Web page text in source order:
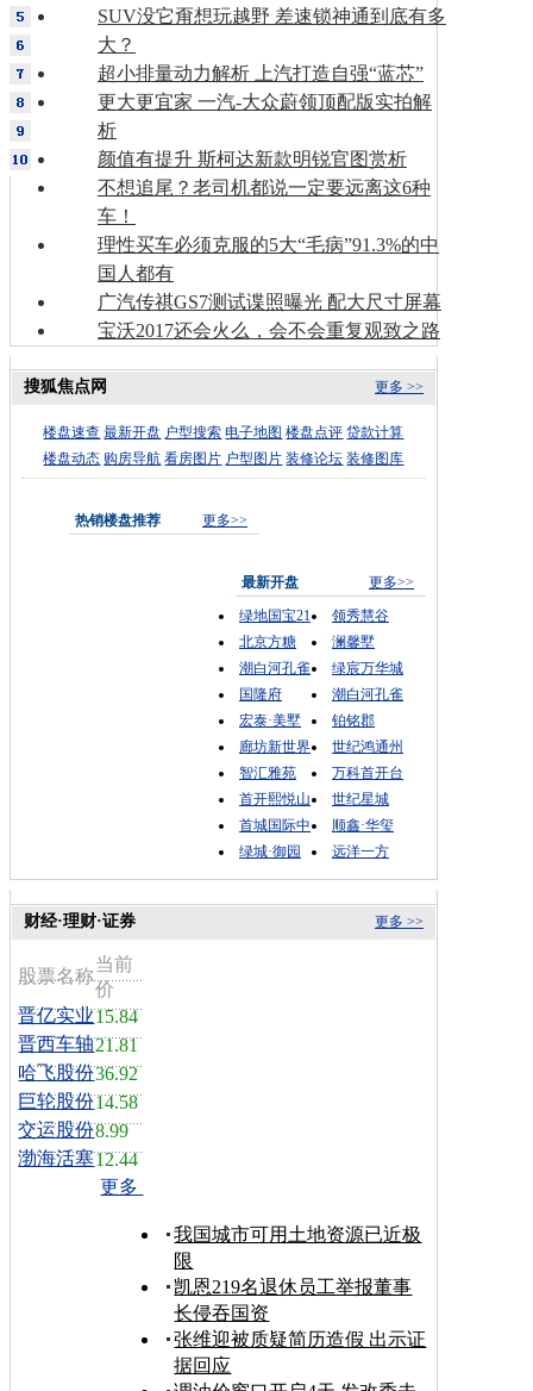
SUV没它甭想玩越野 差速锁神通到底有多
大？
超小排量动力解析 上汽打造自强“蓝芯”
更大更宜家 一汽-大众蔚领顶配版实拍解
析
颜值有提升 斯柯达新款明锐官图赏析
不想追尾？老司机都说一定要远离这6种
车！
理性买车必须克服的5大“毛病”91.3%的中
国人都有
广汽传祺GS7测试谍照曝光 配大尺寸屏幕
宝沃2017还会火么，会不会重复观致之路
更多 >>
搜狐焦点网
楼盘速查 最新开盘 户型搜索 电子地图 楼盘点评 贷款计算
楼盘动态 购房导航 看房图片 户型图片 装修论坛 装修图库
热销楼盘推荐 更多>>
最新开盘
更多>>
绿地国宝21
领秀慧谷
北京方糖
澜馨墅
潮白河孔雀
绿宸万华城
国隆府
潮白河孔雀
宏泰·美墅
铂铭郡
廊坊新世界
世纪鸿通州
智汇雅苑
万科首开台
首开熙悦山
世纪星城
首城国际中
顺鑫·华玺
绿城·御园
远洋一方
更多 >>
财经·理财·证券
股票名称
当前
价
晋亿实业15.84
晋西车轴21.81
哈飞股份36.92
巨轮股份14.58
交运股份8.99
渤海活塞12.44
更多
我国城市可用土地资源已近极
限
凯恩219名退休员工举报董事
长侵吞国资
张维迎被质疑简历造假 出示证
据回应